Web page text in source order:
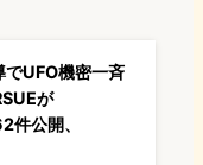
でUFO機密一斉
が
公開、